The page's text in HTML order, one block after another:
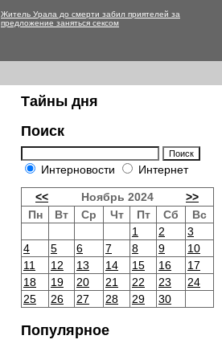
Житель Урала до смерти забил приятелей за
предложение заняться сексом
Тайны дня
Поиск
Интерновости Интернет
<< Ноябрь 2024
>>
Пн
Вт Ср Чт Пт Сб
Вс
1
2
3
4
5 6 7 8 9
10
11
12 13 14 15 16
17
18
19 20 21 22 23
24
25
26 27 28 29 30
Популярное